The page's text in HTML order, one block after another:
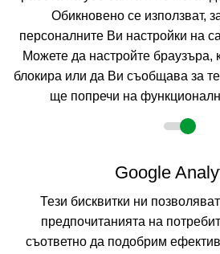
цена от
На
Пълно описание на хотела
КАЛКУЛИРАЙ
Обикновено се използват,
персоналните Ви настройки на
Можете да настройте браузъра,
блокира или да Ви съобщава за
ще попречи на
Google
Тези бисквитки ни
предпочитанията на
съответно да подобрим